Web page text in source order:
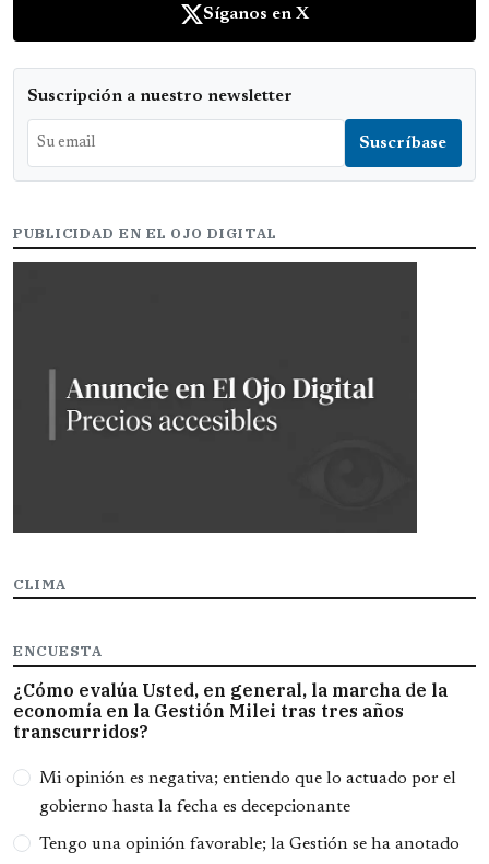
Síganos en X
Suscripción a nuestro newsletter
PUBLICIDAD EN EL OJO DIGITAL
CLIMA
ENCUESTA
¿Cómo evalúa Usted, en general, la marcha de la
economía en la Gestión Milei tras tres años
transcurridos?
Opciones
Mi opinión es negativa; entiendo que lo actuado por el
gobierno hasta la fecha es decepcionante
Tengo una opinión favorable; la Gestión se ha anotado